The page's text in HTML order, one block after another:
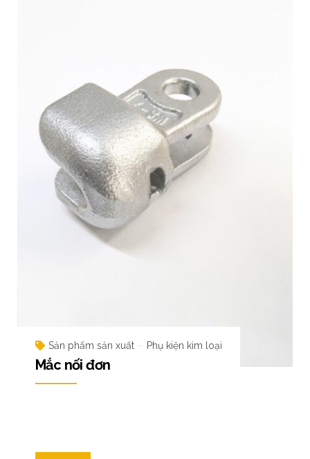
Sản phẩm sản xuất Phụ kiện kim loại
Mắc nối đơn